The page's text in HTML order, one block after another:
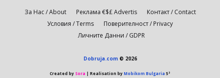
За Нас / About Реклама €$£ Advertis
Контакт / Contact
Условия / Terms
Поверителност / Privacy
Личните Данни / GDPR
Dobruja.com© 2026
Created by Sora | Realisation byMobikom Bulgaria 5³